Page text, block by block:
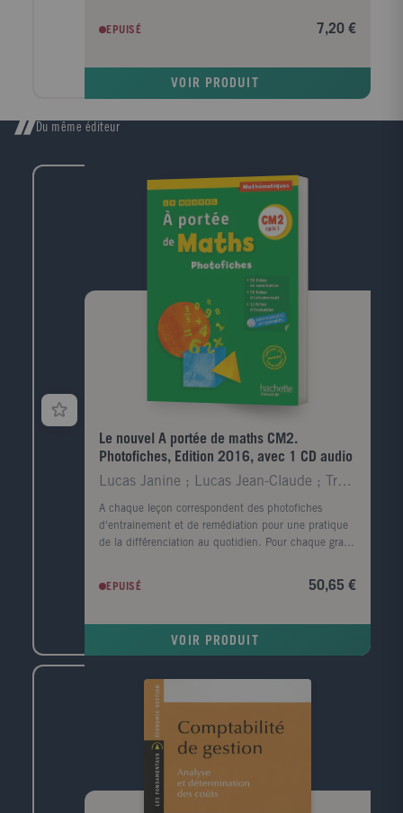
EPUISÉ 7,20 €
VOIR PRODUIT
Du même éditeur
Le nouvel A portée de maths CM2.
Photofiches, Edition 2016, avec 1 CD audio
Lucas Janine ; Lucas Jean-Claude ; Trossevin Marie
A chaque leçon correspondent des photofiches
d'entrainement et de remédiation pour une pratique
de la différenciation au quotidien. Pour chaque grand
CD-Rom regroupent les photofiches au format Word
et pdf pour permettre à l'enseignant de les modifier.
EPUISÉ 50,65 €
VOIR PRODUIT